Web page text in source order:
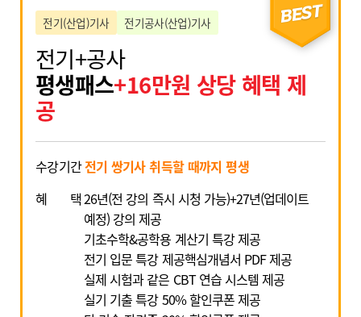
BEST
전기(산업)기사 전기공사(산업)기사
전기+공사
평생패스+16만원 상당 혜택 제
공
수강기간전기 쌍기사 취득할 때까지 평생
혜
택26년(전 강의 즉시 시청 가능)+27년(업데이트
예정) 강의 제공
기초수학&공학용 계산기 특강 제공
전기 입문 특강 제공핵심개념서 PDF 제공
실제 시험과 같은 CBT 연습 시스템 제공
실기 기출 특강 50% 할인쿠폰 제공